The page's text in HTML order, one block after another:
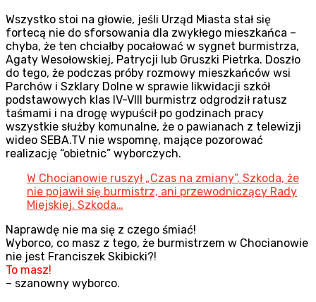
Wszystko stoi na głowie, jeśli Urząd Miasta stał się
fortecą nie do sforsowania dla zwykłego mieszkańca –
chyba, że ten chciałby pocałować w sygnet burmistrza,
Agaty Wesołowskiej, Patrycji lub Gruszki Pietrka. Doszło
do tego, że podczas próby rozmowy mieszkańców wsi
Parchów i Szklary Dolne w sprawie likwidacji szkół
podstawowych klas IV-VIII burmistrz odgrodził ratusz
taśmami i na drogę wypuścił po godzinach pracy
wszystkie służby komunalne, że o pawianach z telewizji
wideo SEBA.TV nie wspomnę, mające pozorować
realizację “obietnic” wyborczych.
W Chocianowie ruszył „Czas na zmiany”. Szkoda, że
nie pojawił się burmistrz, ani przewodniczący Rady
Miejskiej. Szkoda…
Naprawdę nie ma się z czego śmiać!
Wyborco, co masz z tego, że burmistrzem w Chocianowie
nie jest Franciszek Skibicki?!
To masz!
– szanowny wyborco.